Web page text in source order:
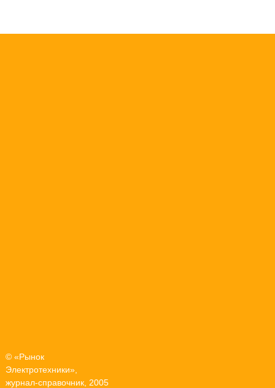
© «Рынок
Электротехники»,
журнал-справочник, 2005